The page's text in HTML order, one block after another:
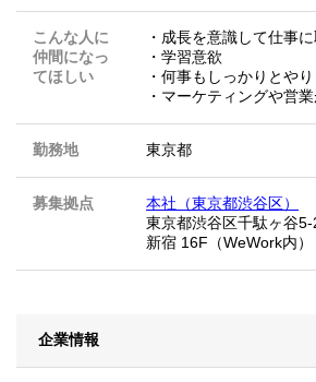
こんな人に
仲間になっ
てほしい
・成長を意識して仕事
・学習意欲
・何事もしっかりとや
・マーケティングや営
勤務地 東京都
募集拠点
本社（東京都渋谷区）
東京都渋谷区千駄ヶ谷
新宿 16F（WeWork内）
企業情報